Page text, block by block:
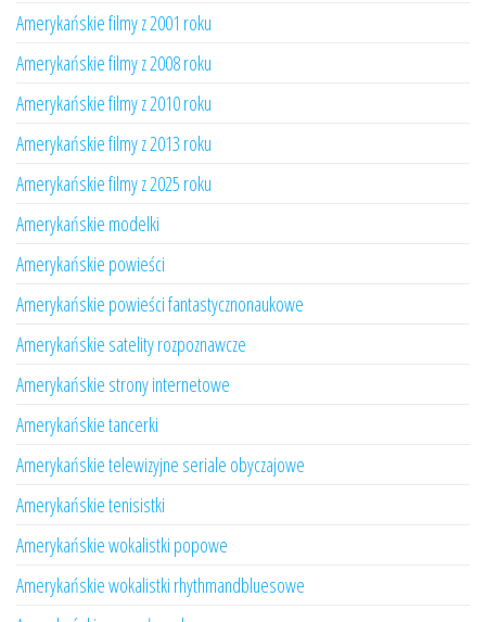
Amerykańskie filmy z 2001 roku
Amerykańskie filmy z 2008 roku
Amerykańskie filmy z 2010 roku
Amerykańskie filmy z 2013 roku
Amerykańskie filmy z 2025 roku
Amerykańskie modelki
Amerykańskie powieści
Amerykańskie powieści fantastycznonaukowe
Amerykańskie satelity rozpoznawcze
Amerykańskie strony internetowe
Amerykańskie tancerki
Amerykańskie telewizyjne seriale obyczajowe
Amerykańskie tenisistki
Amerykańskie wokalistki popowe
Amerykańskie wokalistki rhythmandbluesowe